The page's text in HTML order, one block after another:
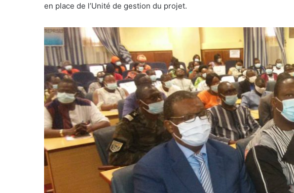
en place de l’Unité de gestion du projet.